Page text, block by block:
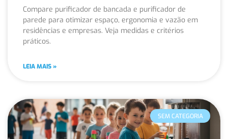
Compare purificador de bancada e purificador de
parede para otimizar espaço, ergonomia e vazão em
residências e empresas. Veja medidas e critérios
práticos.
LEIA MAIS »
SEM CATEGORIA